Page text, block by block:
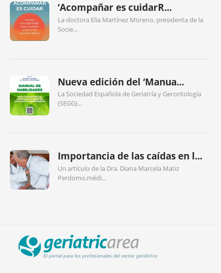
‘Acompañar es cuidarR...
La doctora Elia Martínez Moreno, presidenta de la
Socie...
Nueva edición del ‘Manua...
La Sociedad Española de Geriatría y Gerontología
(SEGG)...
Importancia de las caídas en l...
Un artículo de la Dra. Diana Marcela Matiz
Perdomo,médi...